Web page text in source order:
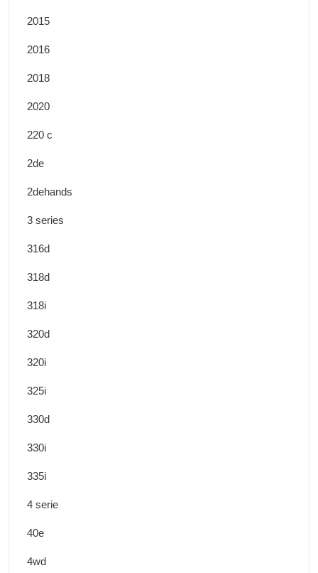
2015
2016
2018
2020
220 c
2de
2dehands
3 series
316d
318d
318i
320d
320i
325i
330d
330i
335i
4 serie
40e
4wd